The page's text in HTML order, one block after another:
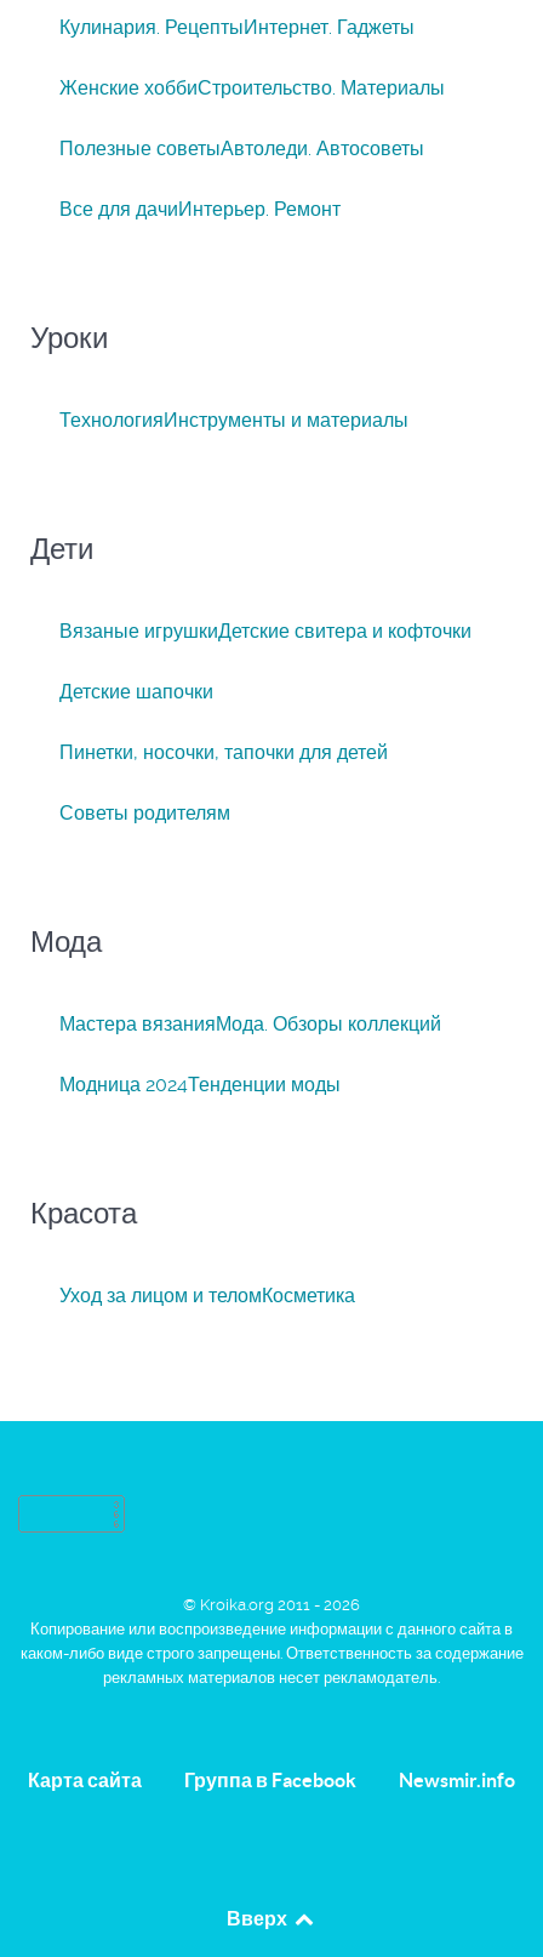
Кулинария. РецептыИнтернет. Гаджеты
Женские хоббиСтроительство. Материалы
Полезные советыАвтоледи. Автосоветы
Все для дачиИнтерьер. Ремонт
Уроки
ТехнологияИнструменты и материалы
Дети
Вязаные игрушкиДетские свитера и кофточки
Детские шапочки
Пинетки, носочки, тапочки для детей
Советы родителям
Мода
Мастера вязанияМода. Обзоры коллекций
Модница 2024Тенденции моды
Красота
Уход за лицом и теломКосметика
© Kroika.org 2011 - 2026
Копирование или воспроизведение информации с данного сайта в
каком-либо виде строго запрещены. Ответственность за содержание
рекламных материалов несет рекламодатель.
Карта сайта Группа в Facebook Newsmir.info
Вверх